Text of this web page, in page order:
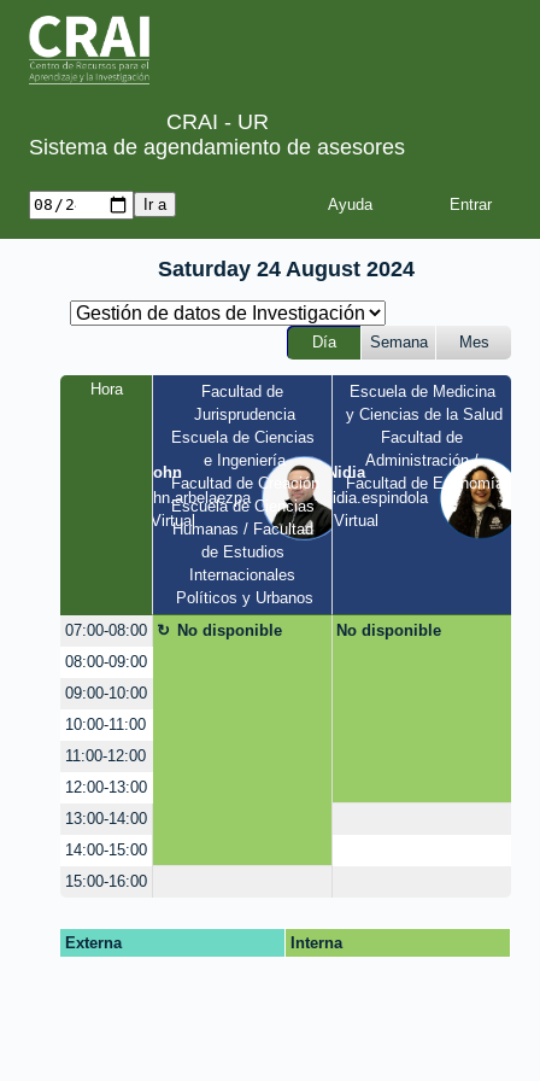
CRAI - UR
Sistema de agendamiento de asesores
Ayuda
Saturday 24 August 2024
Día Semana Mes
Hora
John
john.arbelaezpa
/ Virtual
Facultad de
Jurisprudencia
Escuela de Ciencias
e Ingeniería
Facultad de Creación
Escuela de Ciencias
Humanas / Facultad
de Estudios
Internacionales
Políticos y Urbanos
Nidia
nidia.espindola
/ Virtual
Escuela de Medicina
y Ciencias de la Salud
Facultad de
Administración /
Facultad de Economía
07:00-08:00 No disponible
No disponible
08:00-09:00
09:00-10:00
10:00-11:00
11:00-12:00
12:00-13:00
13:00-14:00
14:00-15:00
15:00-16:00
Externa Interna